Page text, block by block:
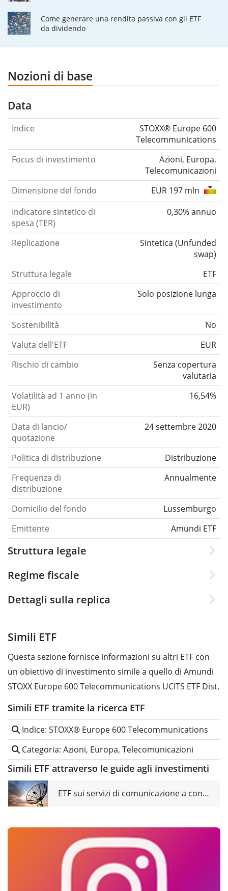
Come generare una rendita passiva con gli ETF
da dividendo
Nozioni di base
Data
Indice
STOXX® Europe 600
Telecommunications
Focus di investimento
Azioni, Europa,
Telecomunicazioni
Dimensione del fondo
EUR 197 mln
Indicatore sintetico di
spesa (TER)
0,30% annuo
Replicazione Sintetica (Unfunded
swap)
Struttura legale
ETF
Approccio di
investimento
Solo posizione lunga
Sostenibilità
No
Valuta dell'ETF
EUR
Rischio di cambio
Senza copertura
valutaria
Volatilità ad 1 anno (in
EUR)
16,54%
Data di lancio/
quotazione
24 settembre 2020
Politica di distribuzione
Distribuzione
Frequenza di
distribuzione
Annualmente
Domicilio del fondo
Lussemburgo
Emittente
Amundi ETF
Struttura legale
Regime fiscale
Dettagli sulla replica
Simili ETF
Questa sezione fornisce informazioni su altri ETF con
un obiettivo di investimento simile a quello di Amundi
STOXX Europe 600 Telecommunications UCITS ETF Dist.
Simili ETF tramite la ricerca ETF
Indice: STOXX® Europe 600 Telecommunications
Categoria: Azioni, Europa, Telecomunicazioni
Simili ETF attraverso le guide agli investimenti
ETF sui servizi di comunicazione a confronto